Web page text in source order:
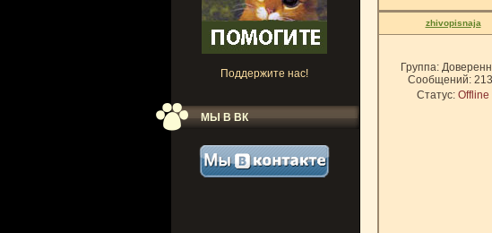
Поддержите нас!
МЫ В ВК
zhivopisnaja
Группа:
Сообщений:
Статус: Offline